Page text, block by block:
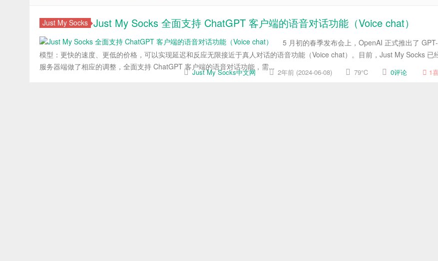
Just My Socks Just My Socks 全面支持 ChatGPT 客户端的语音对话功能（Voice chat）
5 月初的春季发布会上，OpenAI 正式推出了
模型：更快的速度、更低的价格，可以实现延迟和反应无限接近于真人对话的语音功能（Voice chat）。目前，Just My Socks 已
服务器端做了相应的调整，全面支持 ChatGPT 客户端的语音对话功能，需...
Just My Socks中文网 2年前 (2024-06-08) 79℃ 0评论 1